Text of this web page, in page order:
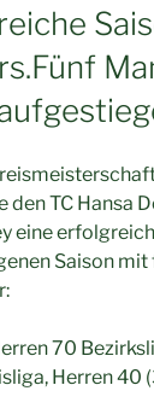
den TC Hansa
eine
Saison
70
Herren 40